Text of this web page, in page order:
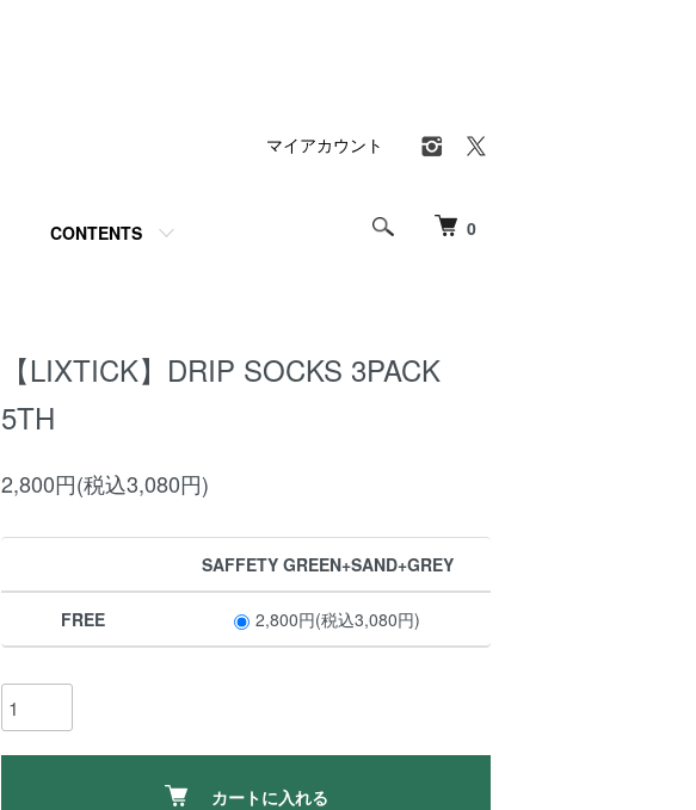
0
CONTENTS
マイアカウント
【LIXTICK】DRIP SOCKS 3PACK
5TH
2,800円(税込3,080円)
SAFFETY GREEN+SAND+GREY
FREE 2,800円(税込3,080円)
カートに入れる